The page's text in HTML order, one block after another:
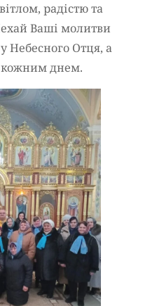
радістю та
Ваші молитви
Небесного Отця, а
кожним днем.